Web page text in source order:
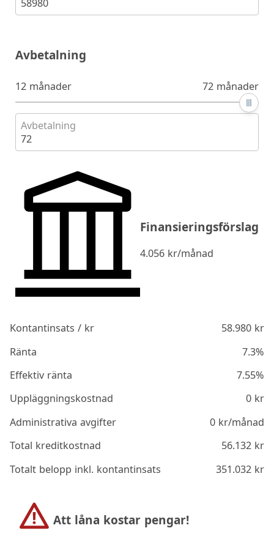
58980
Avbetalning
12 månader 72 månader
Avbetalning
72
Finansieringsförslag
4.056 kr/månad
Kontantinsats / kr 58.980kr
Ränta
7.3%
Effektiv ränta
7.55%
Uppläggningskostnad
0kr
Administrativa avgifter
0kr/månad
Total kreditkostnad
56.132kr
Totalt belopp inkl. kontantinsats
351.032kr
Att låna kostar pengar!